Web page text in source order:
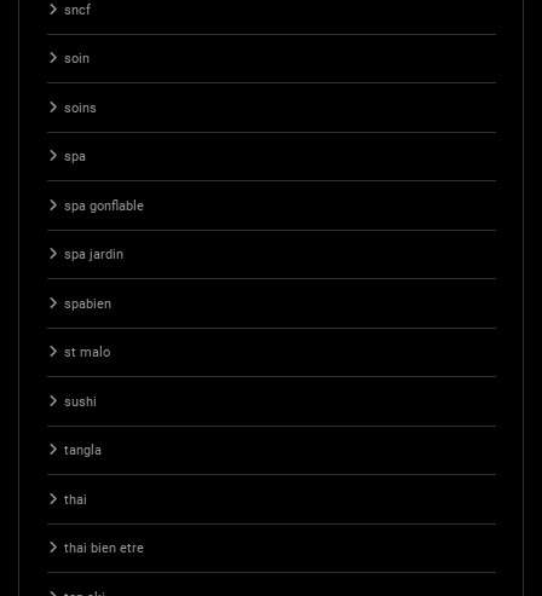
sncf
soin
soins
spa
spa gonflable
spa jardin
spabien
st malo
sushi
tangla
thai
thai bien etre